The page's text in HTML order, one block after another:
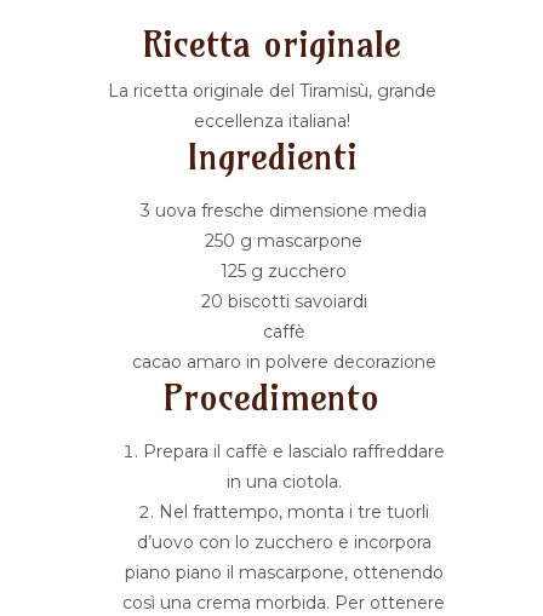
Ricetta originale
La ricetta originale del Tiramisù, grande
eccellenza italiana!
Ingredienti
3 uova fresche dimensione media
250 g mascarpone
125 g zucchero
20 biscotti savoiardi
caffè
cacao amaro in polvere decorazione
Procedimento
Prepara il caffè e lascialo raffreddare
in una ciotola.
Nel frattempo, monta i tre tuorli
d’uovo con lo zucchero e incorpora
piano piano il mascarpone, ottenendo
così una crema morbida. Per ottenere